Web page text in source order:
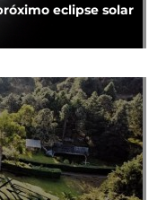
eclipse solar